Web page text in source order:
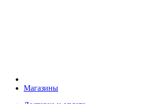
Магазины